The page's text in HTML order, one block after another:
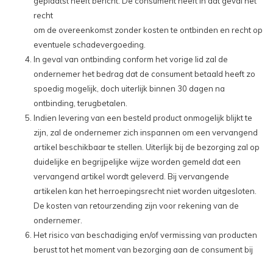
recht
om de overeenkomst zonder kosten te ontbinden en recht op
eventuele schadevergoeding.
In geval van ontbinding conform het vorige lid zal de
ondernemer het bedrag dat de consument betaald heeft zo
spoedig mogelijk, doch uiterlijk binnen 30 dagen na
ontbinding, terugbetalen.
Indien levering van een besteld product onmogelijk blijkt te
zijn, zal de ondernemer zich inspannen om een vervangend
artikel beschikbaar te stellen. Uiterlijk bij de bezorging zal op
duidelijke en begrijpelijke wijze worden gemeld dat een
vervangend artikel wordt geleverd. Bij vervangende
artikelen kan het herroepingsrecht niet worden uitgesloten.
De kosten van retourzending zijn voor rekening van de
ondernemer.
Het risico van beschadiging en/of vermissing van producten
berust tot het moment van bezorging aan de consument bij